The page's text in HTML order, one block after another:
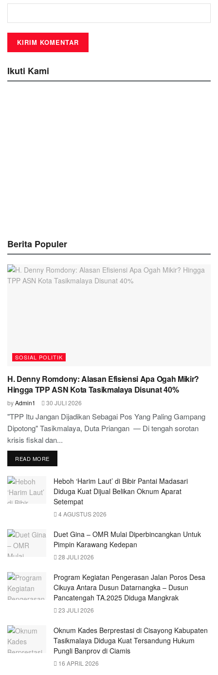
Ikuti Kami
Berita Populer
SOSIAL POLITIK
H. Denny Romdony: Alasan Efisiensi Apa Ogah Mikir?
Hingga TPP ASN Kota Tasikmalaya Disunat 40%
byAdmin1 30 JULI 2026
"TPP Itu Jangan Dijadikan Sebagai Pos Yang Paling Gampang
Dipotong" Tasikmalaya, Duta Priangan — Di tengah sorotan
krisis fiskal dan...
READ MORE
Heboh ‘Harim Laut’ di Bibir Pantai Madasari
Diduga Kuat Dijual Belikan Oknum Aparat
Setempat
4 AGUSTUS 2026
Duet Gina – OMR Mulai Diperbincangkan Untuk
Pimpin Karawang Kedepan
28 JULI 2026
Program Kegiatan Pengerasan Jalan Poros Desa
Cikuya Antara Dusun Datarnangka – Dusun
Pancatengah TA.2025 Diduga Mangkrak
23 JULI 2026
Oknum Kades Berprestasi di Cisayong Kabupaten
Tasikmalaya Diduga Kuat Tersandung Hukum
Pungli Banprov di Ciamis
16 APRIL 2026